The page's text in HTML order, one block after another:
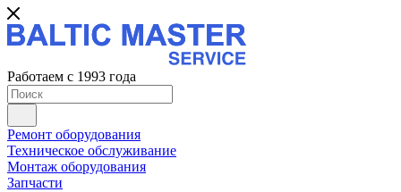
Работаем с 1993 года
Ремонт оборудования
Техническое обслуживание
Монтаж оборудования
Запчасти